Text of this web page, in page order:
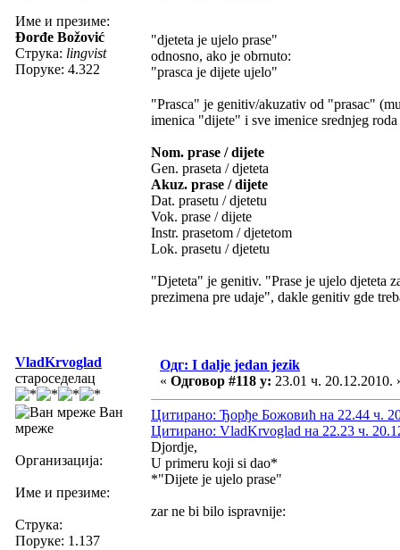
Име и презиме:
Đorđe Božović
Струка: lingvist
Поруке: 4.322
"djeteta je ujelo prase"
odnosno, ako je obrnuto:
"prasca je dijete ujelo"
"Prasca" je genitiv/akuzativ od "prasac"
imenica "dijete" i sve imenice srednjeg
Nom. prase / dijete
Gen. praseta / djeteta
Akuz. prase / dijete
Dat. prasetu / djetetu
Vok. prase / dijete
Instr. prasetom / djetetom
Lok. prasetu / djetetu
"Djeteta" je genitiv. "Prase je ujelo djeteta
prezimena pre udaje", dakle genitiv gde
VladKrvoglad
староседелац
Ван
мреже
Организација:
Име и презиме:
Струка:
Поруке: 1.137
Одг: I dalje jedan jezik
« Одговор #118 у: 23.01 ч. 20.12.2010.
Цитирано: Ђорђе Божовић на 22.44 ч.
Цитирано: VladKrvoglad на 22.23 ч.
Djordje,
U primeru koji si dao*
*"Dijete je ujelo prase"
zar ne bi bilo ispravnije: